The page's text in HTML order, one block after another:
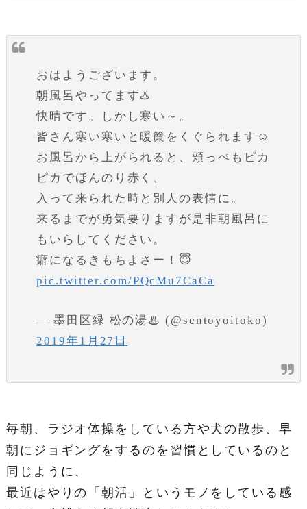
おはようございます。
朝風呂やってます♨️
快晴です。しかし寒い～。
皆さん寒い寒いと暖簾をくぐられます☺️
お風呂から上がられると、頬っぺもピカ
ピカでほんのり赤く、
入って来られた時と別人の表情に。
来るまでが勇気要りますが是非朝風呂に
もいらしてください。
癖になるきもちよさー！😇
pic.twitter.com/PQcMu7CaCa
— 墨田区緑 松の湯♨︎ (@sentoyoitoko)
2019年1月27日
毎朝、ラジオ体操をしている方や犬の散歩、早
朝にジョギングをするのを習慣としているのと
同じように、
最近はやりの「朝活」というモノをしている感